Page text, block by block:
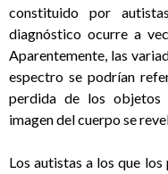
constituido por
diagnóstico ocurre a
Aparentemente, las
espectro se podrían
perdida de los objetos
imagen del cuerpo se
Los autistas a los que